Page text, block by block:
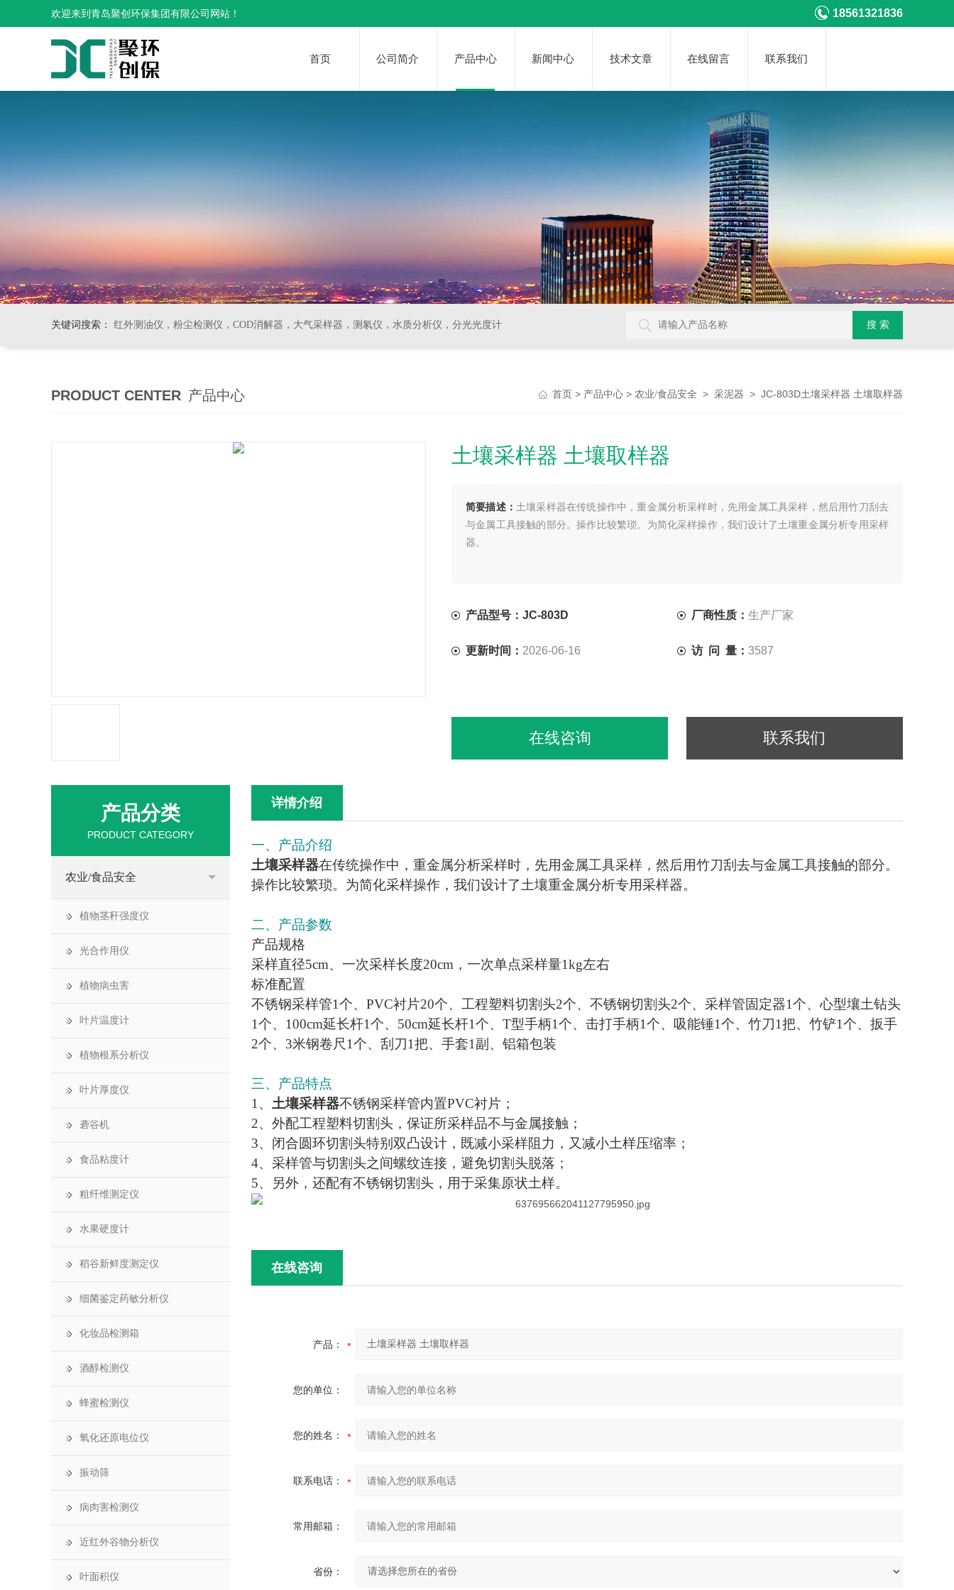
欢迎来到青岛聚创环保集团有限公司网站！ 18561321836
首页 公司简介 产品中心 新闻中心 技术文章 在线留言 联系我们
关键词搜索： 红外测油仪，粉尘检测仪，COD消解器，大气采样器，测氡仪，水质分析仪，分光光度计
PRODUCT CENTER 产品中心 首页 > 产品中心 > 农业/食品安全 > 采泥器 > JC-803D土壤采样器 土壤取样器
土壤采样器 土壤取样器
简要描述： 土壤采样器在传统操作中，重金属分析采样时，先用金属工具采样，然后用竹刀刮去
与金属工具接触的部分。操作比较繁琐。为简化采样操作，我们设计了土壤重金属分析专用采样
器。
产品型号：JC-803D 厂商性质： 生产厂家
更新时间： 2026-06-16 访 问 量： 3587
在线咨询 联系我们
详情介绍
一、产品介绍
土壤采样器在传统操作中，重金属分析采样时，先用金属工具采样，然后用竹刀刮去与金属工具接触的部分。
操作比较繁琐。为简化采样操作，我们设计了土壤重金属分析专用采样器。
二、产品参数
产品规格
采样直径5cm、一次采样长度20cm，一次单点采样量1kg左右
标准配置
不锈钢采样管1个、PVC衬片20个、工程塑料切割头2个、不锈钢切割头2个、采样管固定器1个、心型壤土钻头
1个、100cm延长杆1个、50cm延长杆1个、T型手柄1个、击打手柄1个、吸能锤1个、竹刀1把、竹铲1个、扳手
2个、3米钢卷尺1个、刮刀1把、手套1副、铝箱包装
三、产品特点
1、 土壤采样器不锈钢采样管内置PVC衬片；
2、外配工程塑料切割头，保证所采样品不与金属接触；
3、闭合圆环切割头特别双凸设计，既减小采样阻力，又减小土样压缩率；
4、采样管与切割头之间螺纹连接，避免切割头脱落；
5、另外，还配有不锈钢切割头，用于采集原状土样。
在线咨询
产品：
您的单位：
您的姓名：
联系电话：
常用邮箱：
省份：
产品分类
PRODUCT CATEGORY
农业/食品安全
植物茎秆强度仪
光合作用仪
植物病虫害
叶片温度计
植物根系分析仪
叶片厚度仪
砻谷机
食品粘度计
粗纤维测定仪
水果硬度计
稻谷新鲜度测定仪
细菌鉴定药敏分析仪
化妆品检测箱
酒醇检测仪
蜂蜜检测仪
氧化还原电位仪
振动筛
病肉害检测仪
近红外谷物分析仪
叶面积仪